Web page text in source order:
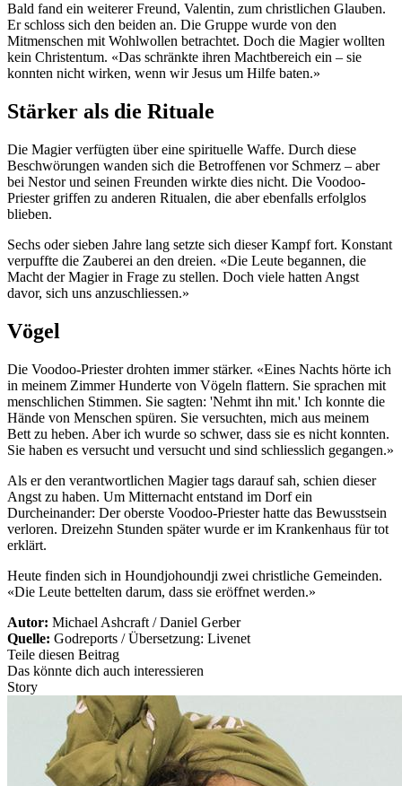
Bald fand ein weiterer Freund, Valentin, zum christlichen Glauben.
Er schloss sich den beiden an. Die Gruppe wurde von den
Mitmenschen mit Wohlwollen betrachtet. Doch die Magier wollten
kein Christentum. «Das schränkte ihren Machtbereich ein – sie
konnten nicht wirken, wenn wir Jesus um Hilfe baten.»
Stärker als die Rituale
Die Magier verfügten über eine spirituelle Waffe. Durch diese
Beschwörungen wanden sich die Betroffenen vor Schmerz – aber
bei Nestor und seinen Freunden wirkte dies nicht. Die Voodoo-
Priester griffen zu anderen Ritualen, die aber ebenfalls erfolglos
blieben.
Sechs oder sieben Jahre lang setzte sich dieser Kampf fort. Konstant
verpuffte die Zauberei an den dreien. «Die Leute begannen, die
Macht der Magier in Frage zu stellen. Doch viele hatten Angst
davor, sich uns anzuschliessen.»
Vögel
Die Voodoo-Priester drohten immer stärker. «Eines Nachts hörte ich
in meinem Zimmer Hunderte von Vögeln flattern. Sie sprachen mit
menschlichen Stimmen. Sie sagten: 'Nehmt ihn mit.' Ich konnte die
Hände von Menschen spüren. Sie versuchten, mich aus meinem
Bett zu heben. Aber ich wurde so schwer, dass sie es nicht konnten.
Sie haben es versucht und versucht und sind schliesslich gegangen.»
Als er den verantwortlichen Magier tags darauf sah, schien dieser
Angst zu haben. Um Mitternacht entstand im Dorf ein
Durcheinander: Der oberste Voodoo-Priester hatte das Bewusstsein
verloren. Dreizehn Stunden später wurde er im Krankenhaus für tot
erklärt.
Heute finden sich in Houndjohoundji zwei christliche Gemeinden.
«Die Leute bettelten darum, dass sie eröffnet werden.»
Autor: Michael Ashcraft / Daniel Gerber
Quelle: Godreports / Übersetzung: Livenet
Teile diesen Beitrag
Das könnte dich auch interessieren
Story